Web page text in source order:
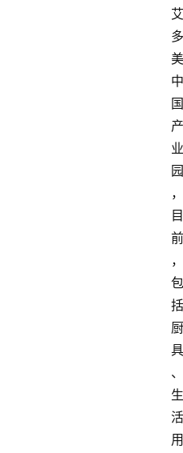
艾
多
美
中
国
产
业
园
，
目
前
，
包
括
厨
具
、
生
活
用